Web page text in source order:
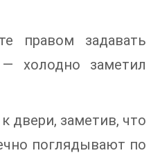
правом задавать
холодно заметил
двери, заметив, что
поглядывают по